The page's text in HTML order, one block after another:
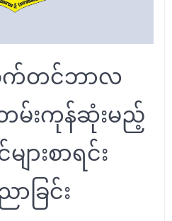
စက်တင်ဘာလ
းကုန်ဆုံးမည့်
ားစာရင်း
ခြင်း